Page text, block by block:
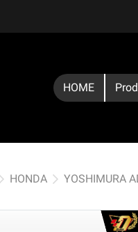
HOME
HONDA YOSHIMURA